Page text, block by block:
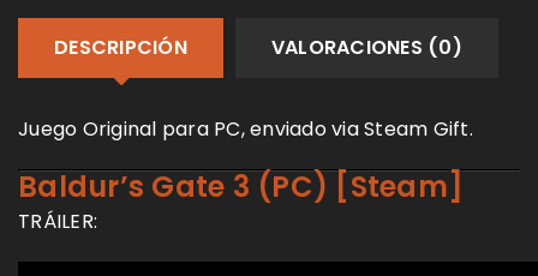
DESCRIPCIÓN VALORACIONES (0)
Juego Original para PC, enviado via Steam Gift.
Baldur’s Gate 3 (PC) [Steam]
TRÁILER: